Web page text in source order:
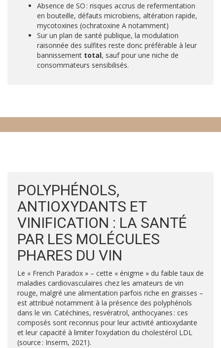
Absence de SO : risques accrus de refermentation
en bouteille, défauts microbiens, altération rapide,
mycotoxines (ochratoxine A notamment)
Sur un plan de santé publique, la modulation
raisonnée des sulfites reste donc préférable à leur
bannissement total, sauf pour une niche de
consommateurs sensibilisés.
POLYPHÉNOLS,
ANTIOXYDANTS ET
VINIFICATION : LA SANTÉ
PAR LES MOLÉCULES
PHARES DU VIN
Le « French Paradox » – cette « énigme » du faible taux de
maladies cardiovasculaires chez les amateurs de vin
rouge, malgré une alimentation parfois riche en graisses –
est attribué notamment à la présence des polyphénols
dans le vin. Catéchines, resvératrol, anthocyanes : ces
composés sont reconnus pour leur activité antioxydante
et leur capacité à limiter l’oxydation du cholestérol LDL
(source : Inserm, 2021).